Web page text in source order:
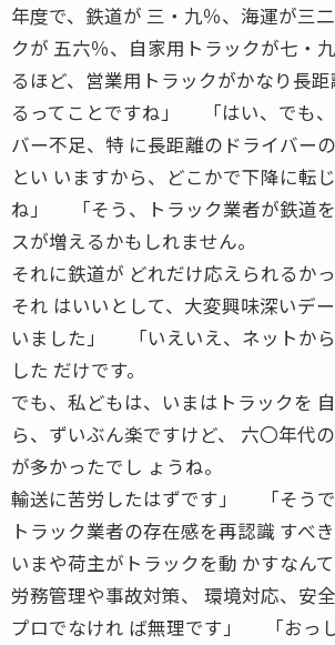
年度で、鉄道が 三・九％、海運が三
クが 五六％、自家用トラックが七
るほど、営業用トラックがかなり長
るってことですね」 「はい、でも
バー不足、特 に長距離のドライバー
とい いますから、どこかで下降に転
ね」 「そう、トラック業者が鉄道
スが増えるかもしれません。
それに鉄道が どれだけ応えられるかっ
それ はいいとして、大変興味深いデ
いました」 「いえいえ、ネットか
した だけです。
でも、私どもは、いまはトラックを
ら、ずいぶん楽ですけど、 六〇年代
が多かったでし ょうね。
輸送に苦労したはずです」 「そうで
トラック業者の存在感を再認識 すべき
いまや荷主がトラックを動 かすなんて
労務管理や事故対策、 環境対応、安
プロでなけれ ば無理です」 「おっ